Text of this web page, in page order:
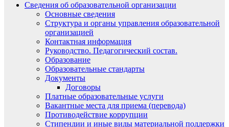
Сведения об образовательной организации
Основные сведения
Структура и органы управления образовательной
организацией
Контактная информация
Руководство. Педагогический состав.
Образование
Образовательные стандарты
Документы
Договоры
Платные образовательные услуги
Вакантные места для приема (перевода)
Противодействие коррупции
Стипендии и иные виды материальной поддержки